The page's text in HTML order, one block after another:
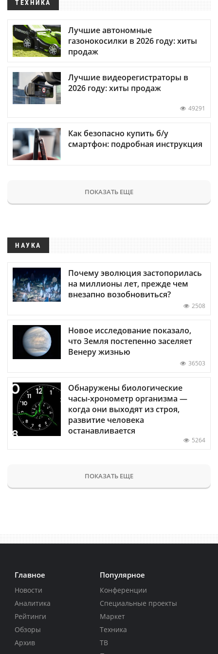
ТЕХНИКА
Лучшие автономные
газонокосилки в 2026 году: хиты
продаж
Лучшие видеорегистраторы в
2026 году: хиты продаж
49291
Как безопасно купить б/у
смартфон: подробная инструкция
ПОКАЗАТЬ ЕЩЕ
НАУКА
Почему эволюция застопорилась
на миллионы лет, прежде чем
внезапно возобновиться?
2508
Новое исследование показало,
что Земля постепенно заселяет
Венеру жизнью
36503
Обнаружены биологические
часы-хронометр организма —
когда они выходят из строя,
развитие человека
останавливается
5264
ПОКАЗАТЬ ЕЩЕ
Главное
Новости
Аналитика
Рейтинги
Обзоры
Архив
Популярное
Конференции
Специальные проекты
Маркет
Техника
ТВ